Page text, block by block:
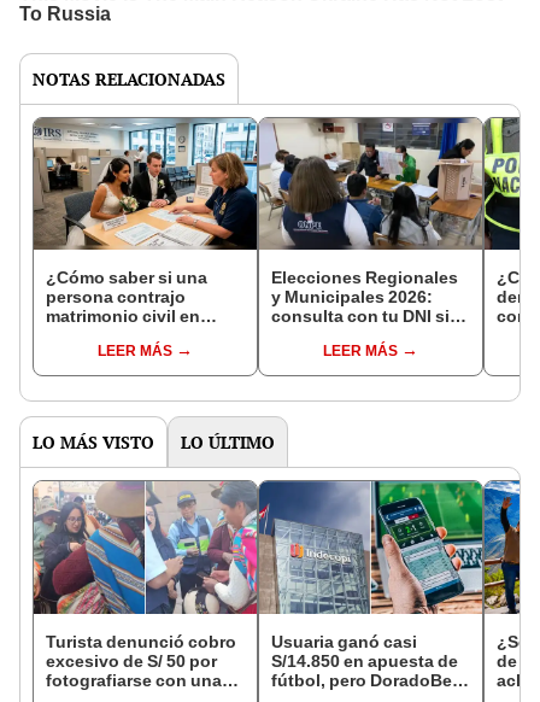
NOTAS RELACIONADAS
¿Cómo saber si una
persona contrajo
matrimonio civil en
LEER MÁS
Elecciones Regionales
y Municipales 2026:
consulta con tu DNI si
de mesa para este 4 de
octubre en el link oficial
LEER MÁS
con
LO MÁS VISTO LO ÚLTIMO
Turista denunció cobro
excesivo de S/ 50 por
fotografiarse con una
Usuaria ganó casi
S/14.850 en apuesta de
fútbol, pero DoradoBet
¿Se
de